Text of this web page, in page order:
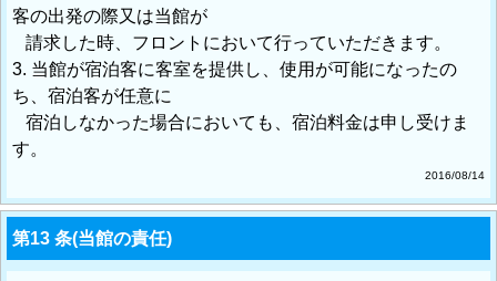
客の出発の際又は当館が
請求した時、フロントにおいて行っていただきます。
3. 当館が宿泊客に客室を提供し、使用が可能になったの
ち、宿泊客が任意に
宿泊しなかった場合においても、宿泊料金は申し受けま
す。
2016/08/14
第13 条(当館の責任)